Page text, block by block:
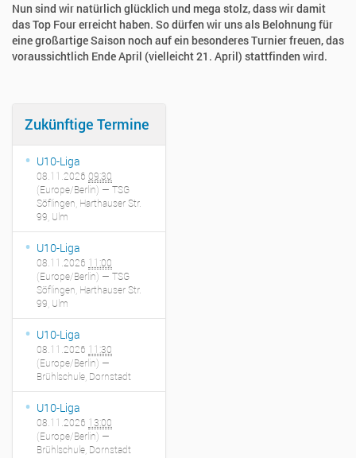
Nun sind wir natürlich glücklich und mega stolz, dass wir damit
das Top Four erreicht haben. So dürfen wir uns als Belohnung für
eine großartige Saison noch auf ein besonderes Turnier freuen, das
voraussichtlich Ende April (vielleicht 21. April) stattfinden wird.
Zukünftige Termine
U10-Liga
08.11.2026 09:30
(Europe/Berlin) — TSG
Söflingen, Harthauser Str.
99, Ulm
U10-Liga
08.11.2026 11:00
(Europe/Berlin) — TSG
Söflingen, Harthauser Str.
99, Ulm
U10-Liga
08.11.2026 11:30
(Europe/Berlin) —
Brühlschule, Dornstadt
U10-Liga
08.11.2026 13:00
(Europe/Berlin) —
Brühlschule, Dornstadt